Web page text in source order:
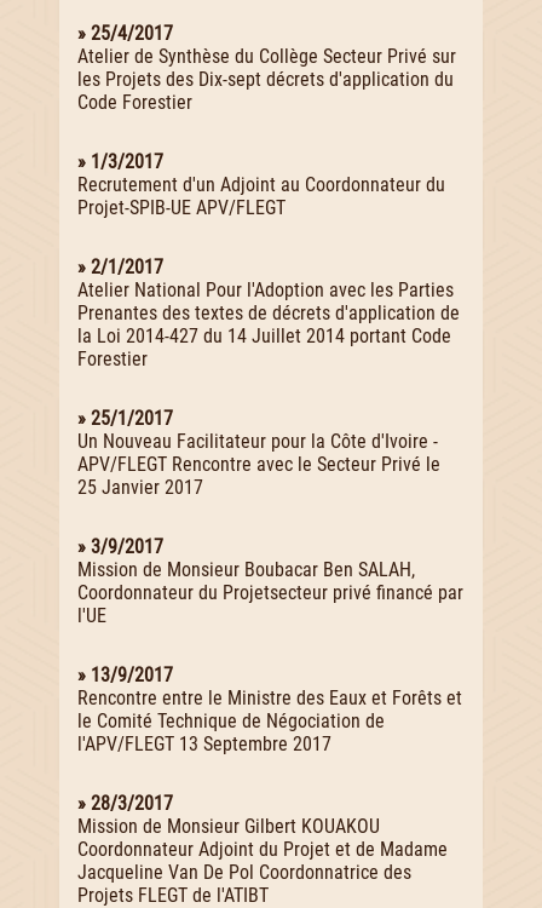
» 25/4/2017
Atelier de Synthèse du Collège Secteur Privé sur
les Projets des Dix-sept décrets d'application du
Code Forestier
» 1/3/2017
Recrutement d'un Adjoint au Coordonnateur du
Projet-SPIB-UE APV/FLEGT
» 2/1/2017
Atelier National Pour l'Adoption avec les Parties
Prenantes des textes de décrets d'application de
la Loi 2014-427 du 14 Juillet 2014 portant Code
Forestier
» 25/1/2017
Un Nouveau Facilitateur pour la Côte d'Ivoire -
APV/FLEGT Rencontre avec le Secteur Privé le
25 Janvier 2017
» 3/9/2017
Mission de Monsieur Boubacar Ben SALAH,
Coordonnateur du Projetsecteur privé financé par
l'UE
» 13/9/2017
Rencontre entre le Ministre des Eaux et Forêts et
le Comité Technique de Négociation de
l'APV/FLEGT 13 Septembre 2017
» 28/3/2017
Mission de Monsieur Gilbert KOUAKOU
Coordonnateur Adjoint du Projet et de Madame
Jacqueline Van De Pol Coordonnatrice des
Projets FLEGT de l'ATIBT